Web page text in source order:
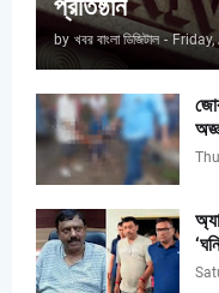
প্রতিষ্ঠান
by খবর বাংলা ডিজিটাল -